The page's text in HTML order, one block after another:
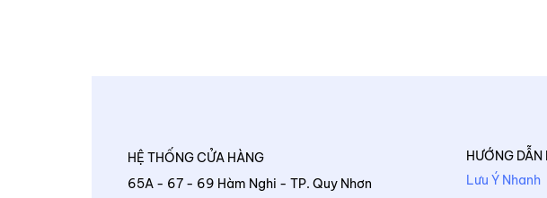
HỆ THỐNG CỬA HÀNG
65A - 67 - 69 Hàm Nghi - TP. Quy Nhơn
HƯỚNG DẪN
Lưu Ý Nhanh